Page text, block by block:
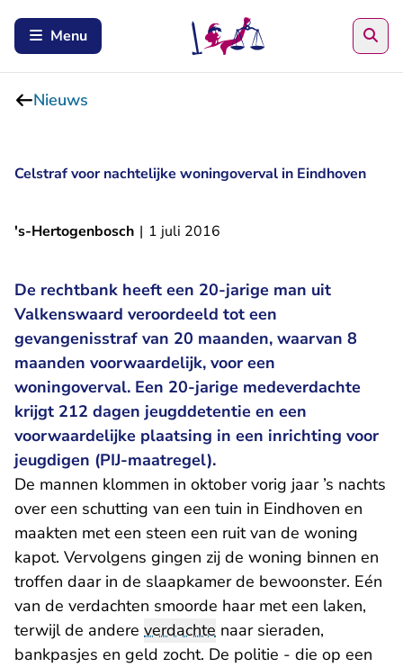
Menu
Nieuws
Celstraf voor nachtelijke woningoverval in Eindhoven
's-Hertogenbosch | 1 juli 2016
De rechtbank heeft een 20-jarige man uit
Valkenswaard veroordeeld tot een
gevangenisstraf van 20 maanden, waarvan 8
maanden voorwaardelijk, voor een
woningoverval. Een 20-jarige medeverdachte
krijgt 212 dagen jeugddetentie en een
voorwaardelijke plaatsing in een inrichting voor
jeugdigen (PIJ-maatregel).
De mannen klommen in oktober vorig jaar ’s nachts
over een schutting van een tuin in Eindhoven en
maakten met een steen een ruit van de woning
kapot. Vervolgens gingen zij de woning binnen en
troffen daar in de slaapkamer de bewoonster. Eén
van de verdachten smoorde haar met een laken,
terwijl de andere verdachte naar sieraden,
bankpasjes en geld zocht. De politie - die op een